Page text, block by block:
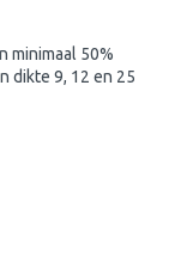
minimaal 50%
dikte 9, 12 en 25